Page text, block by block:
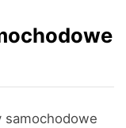
samochodowe